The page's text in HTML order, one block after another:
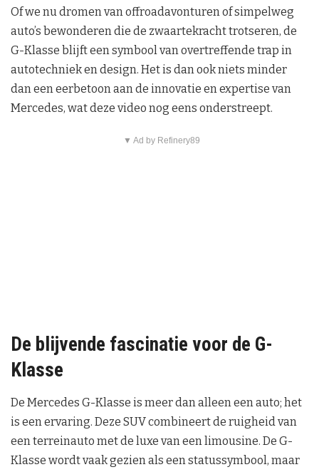
Of we nu dromen van offroadavonturen of simpelweg
auto’s bewonderen die de zwaartekracht trotseren, de
G-Klasse blijft een symbool van overtreffende trap in
autotechniek en design. Het is dan ook niets minder
dan een eerbetoon aan de innovatie en expertise van
Mercedes, wat deze video nog eens onderstreept.
▼ Ad by Refinery89
De blijvende fascinatie voor de G-
Klasse
De Mercedes G-Klasse is meer dan alleen een auto; het
is een ervaring. Deze SUV combineert de ruigheid van
een terreinauto met de luxe van een limousine. De G-
Klasse wordt vaak gezien als een statussymbool, maar